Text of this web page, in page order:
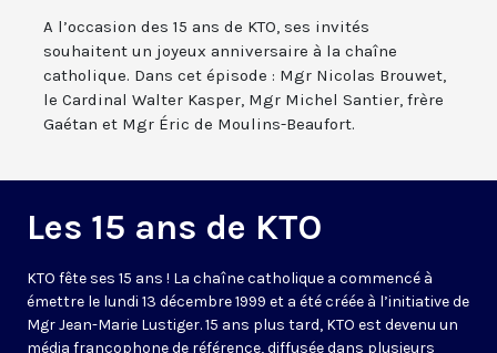
A l’occasion des 15 ans de KTO, ses invités
souhaitent un joyeux anniversaire à la chaîne
catholique. Dans cet épisode : Mgr Nicolas Brouwet,
le Cardinal Walter Kasper, Mgr Michel Santier, frère
Gaétan et Mgr Éric de Moulins-Beaufort.
Les 15 ans de KTO
KTO fête ses 15 ans ! La chaîne catholique a commencé à
émettre le lundi 13 décembre 1999 et a été créée à l’initiative de
Mgr Jean-Marie Lustiger. 15 ans plus tard, KTO est devenu un
média francophone de référence, diffusée dans plusieurs